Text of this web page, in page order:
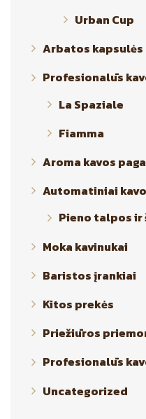
Urban Cup
Arbatos kapsulės
Profesionalūs
La Spaziale
Fiamma
Aroma kavos
Automatiniai
Pieno talpos
Moka kavinukai
Baristos įrankiai
Kitos prekės
Priežiūros
Profesionalūs
Uncategorized